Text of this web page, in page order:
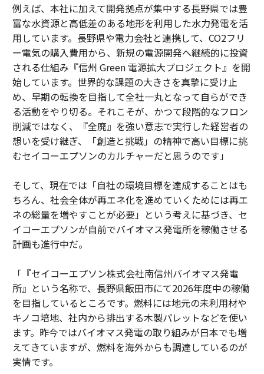
例えば、本社に加えて開発拠点が集中する長野県では豊
富な水資源と高低差のある地形を利用した水力発電を活
用しています。長野県や電力会社と連携して、CO2フリ
ー電気の購入費用から、新規の電源開発へ継続的に投資
される仕組み『信州 Green 電源拡大プロジェクト』を開
始しています。世界的な課題の大きさを真摯に受け止
め、早期の転換を目指して全社一丸となって自らができ
る活動をやり切る。それこそが、かつて段階的なフロン
削減ではなく、『全廃』を強い意志で実行した経営者の
想いを受け継ぎ、「創造と挑戦」の精神で高い目標に挑
むセイコーエプソンのカルチャーだと思うのです」
そして、現在では「自社の環境目標を達成することはも
ちろん、社会全体が再エネ化を進めていくためには再エ
ネの総量を増やすことが必要」という考えに基づき、セ
イコーエプソンが自前でバイオマス発電所を稼働させる
計画も進行中だ。
「『セイコーエプソン株式会社南信州バイオマス発電
所』という名称で、長野県飯田市にて2026年度中の稼働
を目指しているところです。燃料には地元の未利用材や
キノコ培地、社内から排出する木製パレットなどを使い
ます。昨今ではバイオマス発電の取り組みが日本でも増
えてきていますが、燃料を海外からも調達しているのが
実情です。